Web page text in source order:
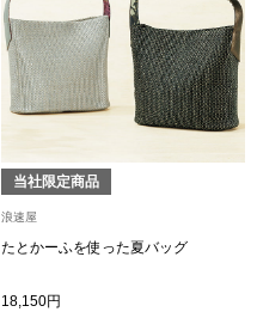
シャツ
トレーナー／
セーター／カ
当社限定商品
浪速屋
たとかーふを使った夏バッグ
18,150円